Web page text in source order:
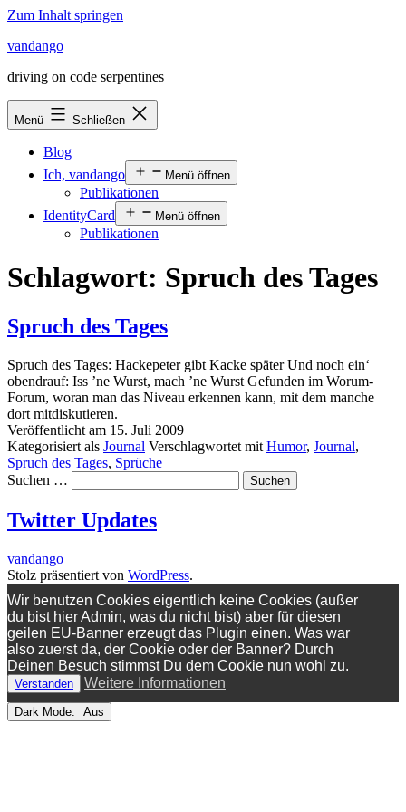
Zum Inhalt springen
vandango
driving on code serpentines
Menü Schließen
Blog
Ich, vandango
Menü öffnen
Publikationen
IdentityCard
Menü öffnen
Publikationen
Schlagwort: Spruch des Tages
Spruch des Tages
Spruch des Tages: Hackepeter gibt Kacke später Und noch ein‘
obendrauf: Iss ’ne Wurst, mach ’ne Wurst Gefunden im Worum-
Forum, woran man das Niveau erkennen kann, mit dem manche
dort mitdiskutieren.
Veröffentlicht am 15. Juli 2009
Kategorisiert als Journal Verschlagwortet mit Humor, Journal,
Spruch des Tages, Sprüche
Suchen …
Twitter Updates
vandango
Stolz präsentiert von WordPress.
Wir benutzen Cookies eigentlich keine Cookies (außer
du bist hier Admin, was du nicht bist) aber für diesen
geilen EU-Banner erzeugt das Plugin einen. Was war
also zuerst da, der Cookie oder der Banner? Durch
Deinen Besuch stimmst Du dem Cookie nun wohl zu.
Verstanden Weitere Informationen
Dark Mode: